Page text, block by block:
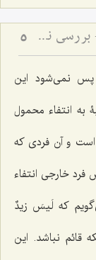
تحلیل منطقی حمل محمول بر معدوم - بررسی نسبت میان وجود ذهنی و صدق قضایای حملیه 5
پس نمی‌شود این
به انتفاء محمول
است و آن فردی که
خارجی انتفاء
که لَیسَ زیدٌ
قائم نباشد. این